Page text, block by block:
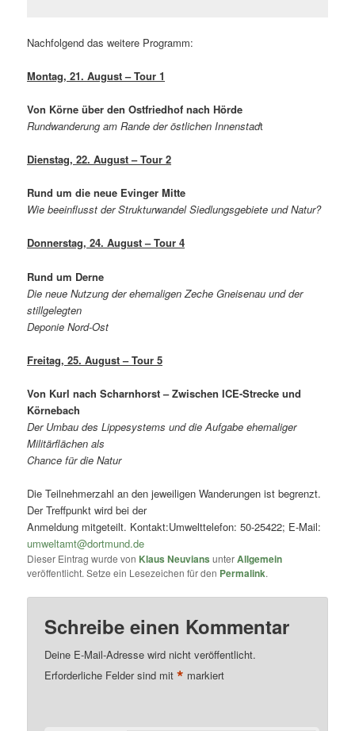
Nachfolgend das weitere Programm:
Montag, 21. August – Tour 1
Von Körne über den Ostfriedhof nach Hörde
Rundwanderung am Rande der östlichen Innenstadt
Dienstag, 22. August – Tour 2
Rund um die neue Evinger Mitte
Wie beeinflusst der Strukturwandel Siedlungsgebiete und Natur?
Donnerstag, 24. August – Tour 4
Rund um Derne
Die neue Nutzung der ehemaligen Zeche Gneisenau und der
stillgelegten
Deponie Nord-Ost
Freitag, 25. August – Tour 5
Von Kurl nach Scharnhorst – Zwischen ICE-Strecke und
Körnebach
Der Umbau des Lippesystems und die Aufgabe ehemaliger
Militärflächen als
Chance für die Natur
Die Teilnehmerzahl an den jeweiligen Wanderungen ist begrenzt.
Der Treffpunkt wird bei der
Anmeldung mitgeteilt. Kontakt:Umwelttelefon: 50-25422; E-Mail:
umweltamt@dortmund.de
Dieser Eintrag wurde von Klaus Neuvians unterAllgemein
veröffentlicht. Setze ein Lesezeichen für den Permalink.
Schreibe einen Kommentar
Deine E-Mail-Adresse wird nicht veröffentlicht.
Erforderliche Felder sind mit* markiert